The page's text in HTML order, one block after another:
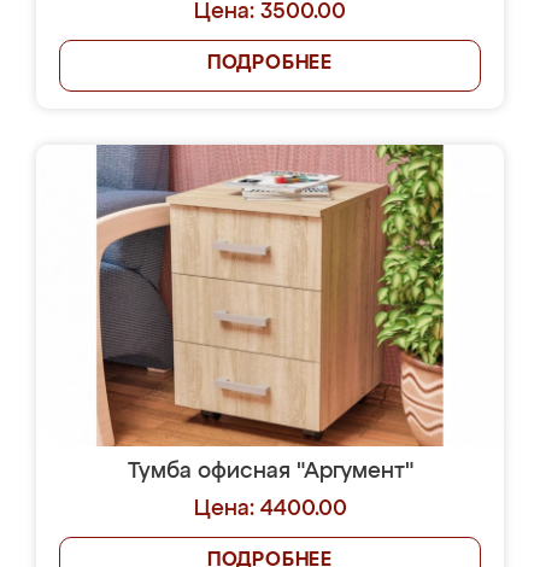
Цена: 3500.00
ПОДРОБНЕЕ
Тумба офисная "Аргумент"
Цена: 4400.00
ПОДРОБНЕЕ